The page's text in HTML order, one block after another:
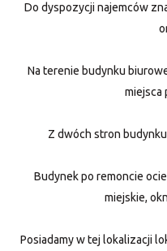
Do dyspozycji najemców
Na terenie budynku
miejsca
Z dwóch stron
Budynek po remoncie
miejskie,
Posiadamy w tej lokalizacji